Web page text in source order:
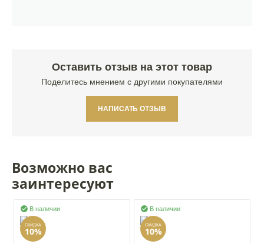
Оставить отзыв на этот товар
Поделитесь мнением с другими покупателями
НАПИСАТЬ ОТЗЫВ
Возможно вас
заинтересуют
В наличии

СКИДКА
10%
В наличии

СКИДКА
10%